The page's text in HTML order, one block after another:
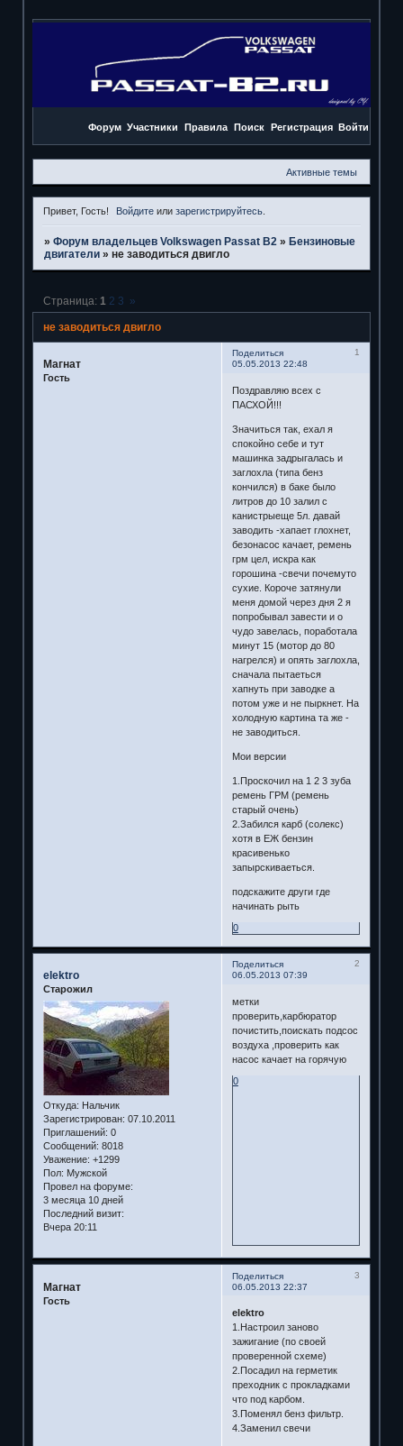
Форум Участники Правила Поиск Регистрация Войти
Активные темы
Привет, Гость! Войдите илизарегистрируйтесь
» Форум владельцев Volkswagen Passat B2 » Бензиновые
двигатели » не заводиться двигло
не заводиться двигло
Страница: 1 2 3 »
Поделиться
1
05.05.2013 22:48
Магнат
Гость
Поздравляю всех с
ПАСХОЙ!!!
Значиться так, ехал я
спокойно себе и тут
машинка задрыгалась и
заглохла (типа бенз
кончился) в баке было
литров до 10 залил с
канистрыеще 5л. давай
заводить -хапает глохнет,
безонасос качает, ремень
грм цел, искра как
горошина -свечи почемуто
сухие. Короче затянули
меня домой через дня 2 я
попробывал завести и о
чудо завелась, поработала
минут 15 (мотор до 80
нагрелся) и опять заглохла,
сначала пытаеться
хапнуть при заводке а
потом уже и не пыркнет. На
холодную картина та же -
не заводиться.
Мои версии
1.Проскочил на 1 2 3 зуба
ремень ГРМ (ремень
старый очень)
2.Забился карб (солекс)
хотя в ЕЖ бензин
красивенько
запырскиваеться.
подскажите други где
начинать рыть
0
Поделиться
2
06.05.2013 07:39
elektro
Старожил
Откуда: Нальчик
Зарегистрирован: 07.10.2011
Приглашений: 0
Сообщений: 8018
Уважение: +1299
Пол: Мужской
Провел на форуме:
3 месяца 10 дней
Последний визит:
Вчера 20:11
метки
проверить,карбюратор
почистить,поискать подсос
воздуха ,проверить как
насос качает на горячую
0
Поделиться
3
06.05.2013 22:37
Магнат
Гость
elektro
1.Настроил заново
зажигание (по своей
проверенной схеме)
2.Посадил на герметик
преходник с прокладками
что под карбом.
3.Поменял бенз фильтр.
4.Заменил свечи